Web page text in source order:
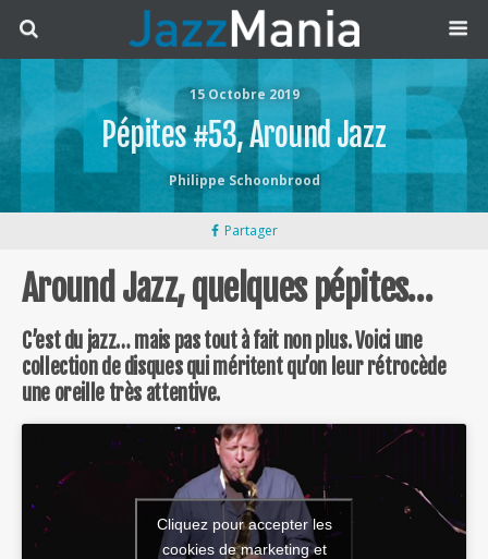
15 Octobre 2019
Pépites #53, Around Jazz
Philippe Schoonbrood
Partager
Around Jazz, quelques pépites…
C’est du jazz… mais pas tout à fait non plus. Voici une
collection de disques qui méritent qu’on leur rétrocède
une oreille très attentive.
Cliquez pour accepter les
cookies de marketing et